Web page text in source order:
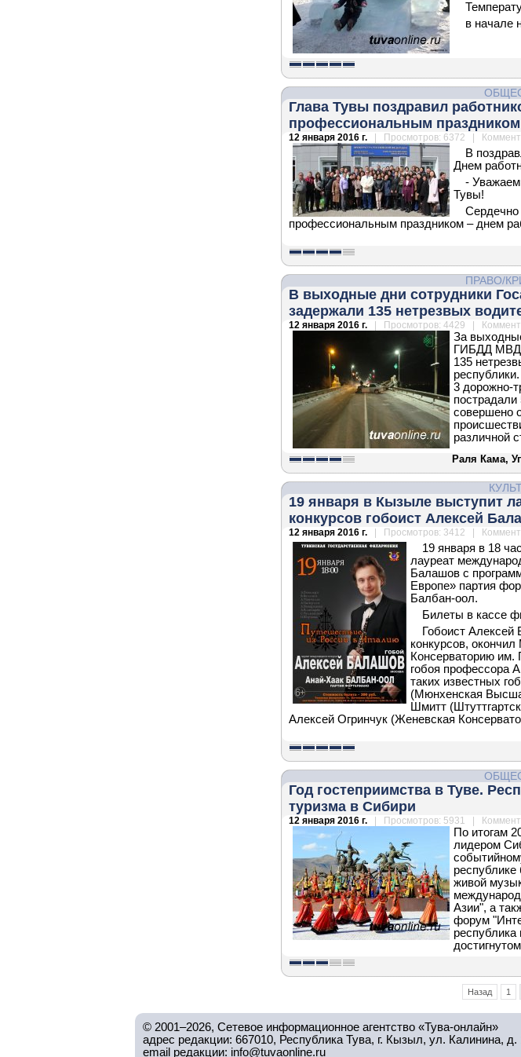
в начале
Глава Тувы поздравил
профессиональным праздником
12 января 2016 г. | Просмотров: 6372 |
В
Днем
-
Тувы!
профессиональным праздником – днем
ПРАВО/
В выходные дни сотрудники
задержали 135 нетрезвых
12 января 2016 г. | Просмотров: 4429 |
За
ГИБДД МВД
135
3 дорожно-
пострадали
совершено
различной
Раля Кама,
19 января в Кызыле выступит
конкурсов гобоист Алексей
12 января 2016 г. | Просмотров: 3412 |
19 января в 18
лауреат
Балашов с
Европе» партия
Балбан-оол.
Билеты в кассе
Гобоист
конкурсов,
Консерваторию им.
гобоя профессора
таких известных
(Мюнхенская
Шмитт
Алексей Огринчук (Женевская
Год гостеприимства в Туве.
туризма в Сибири
12 января 2016 г. | Просмотров: 5931 |
По итогам
лидером
живой
Азии", а
форум
республика
Назад 1
© 2001–2026, Сетевое информационное агентство «Тува-онлайн»
адрес редакции: 667010, Республика Тува, г. Кызыл, ул. Калинина, д.
email редакции: info@tuvaonline.ru